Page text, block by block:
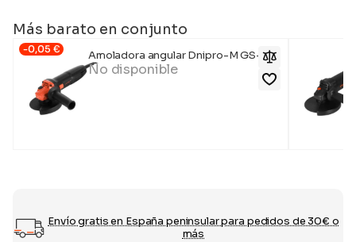
Más barato en conjunto
-0,05 € Amoladora angular Dnipro-M GS-98
No disponible
Envío gratis en España peninsular para pedidos de 30€ o
más